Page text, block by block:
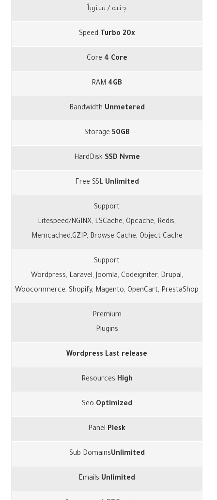
جنيه / سنوياً
Speed Turbo 20x
Core 4 Core
RAM 4GB
Bandwidth Unmetered
Storage 50GB
HardDisk SSD Nvme
Free SSL Unlimited
Support
Litespeed/NGINX, LSCache, Opcache, Redis,
Memcached,GZIP, Browse Cache, Object Cache
Support
Wordpress, Laravel, Joomla, Codeigniter, Drupal,
Woocommerce, Shopify, Magento, OpenCart, PrestaShop
Premium
Plugins
Wordpress Last release
Resources High
Seo Optimized
Panel Plesk
Sub DomainsUnlimited
Emails Unlimited